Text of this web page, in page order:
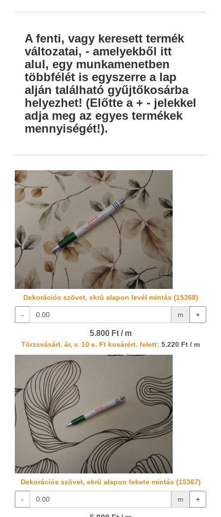
A fenti, vagy keresett termék
változatai, - amelyekből itt
alul, egy munkamenetben
többfélét is egyszerre a lap
alján található gyűjtőkosárba
helyezhet! (Előtte a + - jelekkel
adja meg az egyes termékek
mennyiségét!).
Dekorációs szövet, ekrü alapon levél mintás (15368)
- m +
5.800 Ft / m
Törzsvásárl. ár, v. 10 e. Ft kosárért. felett: 5.220 Ft / m
Dekorációs szövet, ekrü alapon fekete mintás (15367)
- m +